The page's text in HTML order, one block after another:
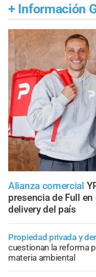
+ Información
Alianza comercial
presencia de Full
delivery del país
Propiedad privada y
cuestionan la reforma
materia ambiental